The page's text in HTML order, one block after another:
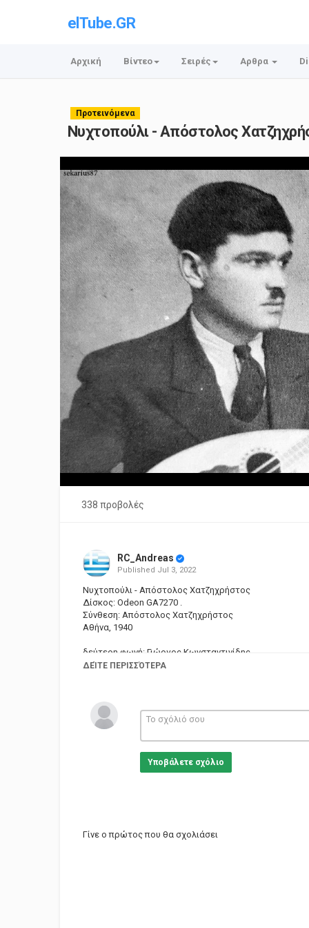
elTube.GR
Αρχική Βίντεο Σειρές Αρθρα
Προτεινόμενα
Νυχτοπούλι - Απόστολος
338 προβολές
RC_Andreas
Published Jul 3, 2022
Νυχτοπούλι - Απόστολος Χατζηχρήστος
Δίσκος: Odeon GA7270 .
Σύνθεση: Απόστολος Χατζηχρήστος
Αθήνα, 1940
δεύτερη φωνή: Γιώργος Κωνσταντινίδης
_________________________________________________
Λίγη αγάπη σου ζητώ, μικρό μου, έλα μην αργείς
δωσ’ μου πια μιαν ελπίδα μαζί μου πως θα ’ρθεις
Για σένα νυχτοπούλι έχω γίνει κι όλο ξαγρυπνώ
ΔΕΊΤΕ ΠΕΡΙΣΣΌΤΕΡΑ
Υποβάλετε σχόλιο
Γίνε ο πρώτος που θα σχολιάσει